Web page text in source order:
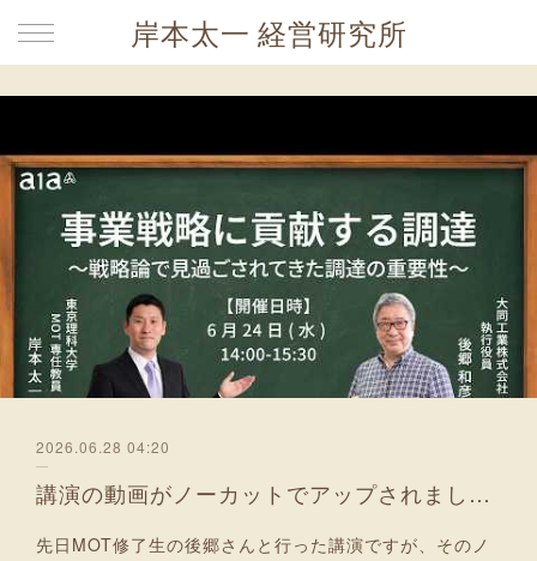
岸本太一 経営研究所
2026.06.28 04:20
講演の動画がノーカットでアップされました！
先日MOT修了生の後郷さんと行った講演ですが、そのノ